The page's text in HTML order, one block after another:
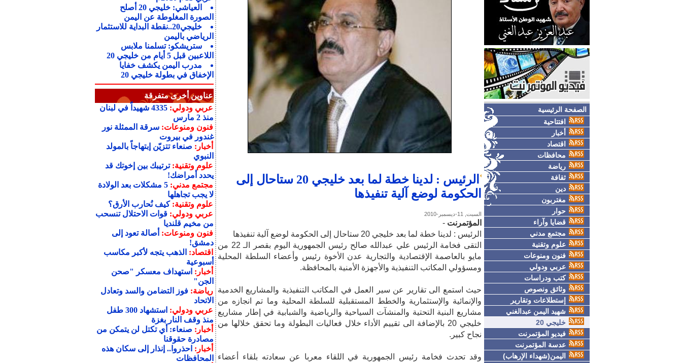
الصفحة الرئيسية
افتتاحية
أخبار
اقتصاد
محافظات
رياضة
ثقافة
دين
مغتربون
حوار
قضايا وآراء
مجتمع مدني
علوم وتقنية
فنون ومنوعات
عربي ودولي
كتب ودراسات
وثائق ونصوص
إستطلاعات وتقارير
شهيد اليمن عبدالغني
خليجي 20
فيديو المؤتمرنت
عدسة المؤتمرنت
اليمن(شهداء الإرهاب)
الرئيس : لدينا خطة لما بعد خليجي 20 ستاحال إلى
الحكومة لوضع آلية تنفيذها
السبت, 11-ديسمبر-2010
المؤتمرنت -
الرئيس : لدينا خطة لما بعد خليجي 20 ستاحال إلى الحكومة لوضع آلية تنفيذها
التقى فخامة الرئيس علي عبدالله صالح رئيس الجمهورية اليوم بقصر الـ 22 من
مايو بالعاصمة الإقتصادية والتجارية عدن الأخوة رئيس وأعضاء السلطة المحلية
ومسؤولي المكاتب التنفيذية والأجهزة الأمنية بالمحافظة.
حيث استمع الى تقارير عن سير العمل في المكاتب التنفيذية والمشاريع الخدمية
والإنمائية والإستثمارية والخطط المستقبلية للسلطة المحلية وما تم انجازه من
مشاريع البنية التحتية والمنشآت السياحية والرياضية والشبابية في إطار مشاريع
خليجي 20 بالإضافة الى تقييم الأداء خلال فعاليات البطولة وما تحقق خلالها من
نجاح كبير.
وقد تحدث فخامة رئيس الجمهورية في اللقاء معربا عن سعادته بلقاء أعضاء
العياشي: خليجي 20 أصلح
الصورة المغلوطة عن اليمن
خليجي20..نقطة البداية للاستثمار
الرياضي باليمن
ستريشكو: تسلمنا ملابس
اللاعبين قبل 5 أيام من خليجي 20
مدرب اليمن يكشف خفايا
الإخفاق في بطولة خليجي 20
عناوين أخرى متفرقة
عربي ودولي:
4335 شهيداً في لبنان
منذ 2 مارس
فنون ومنوعات:سرقة الممثلة نور
غندور في بيروت
أخبار: صنعاء تتزيّن إبتهاجاً بالمولد
النبوي
علوم وتقنية:ترتيبك بين إخوتك قد
يحدد أمراضك!
مجتمع مدني:
5 مشكلات بعد الولادة
لا يجب تجاهلها
علوم وتقنية:كيف نُحارب الأرق؟
عربي ودولي:قوات الاحتلال تنسحب
من مخيم قلنديا
فنون ومنوعات: أصالة تعود إلى
دمشق!
اقتصاد: الذهب يتجه لأكبر مكاسب
أسبوعية
أخبار: استهداف معسكر "صحن
الجن"
رياضة:فوز التضامن والسد وتعادل
الاتحاد
عربي ودولي:
استشهاد 300 طفل
منذ وقف النار بغزة
أخبار: صنعاء: أي تكتل لن يتمكن من
مصادرة حقوقنا
أخبار: احذروا.. إنذار إلى سكان هذه
المحافظات